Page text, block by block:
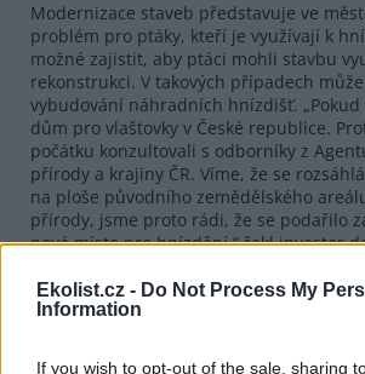
Ekolist.cz - Do Not Process My
Information
If you wish to opt-out of the sale, sharing
Modernizace staveb představuje ve
problém pro ptáky, kteří je využívají k
možné zajistit, aby ptáci mohli stavbu
rekonstrukci. V takových případech
vybudování náhradních hnízdišť.
dům pro vlaštovky v České republice.
počátku konzultovali s odborníky z
přírody a krajiny ČR. Víme, že se
na ploše původního zemědělského
přírody, jsme proto rádi, že se podařilo
nové místo pro hnízdění,“ řekl investor